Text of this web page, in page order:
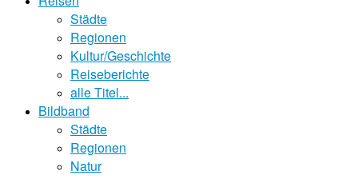
Städte
Regionen
Kultur/Geschichte
Reiseberichte
alle Titel...
Bildband
Städte
Regionen
Natur